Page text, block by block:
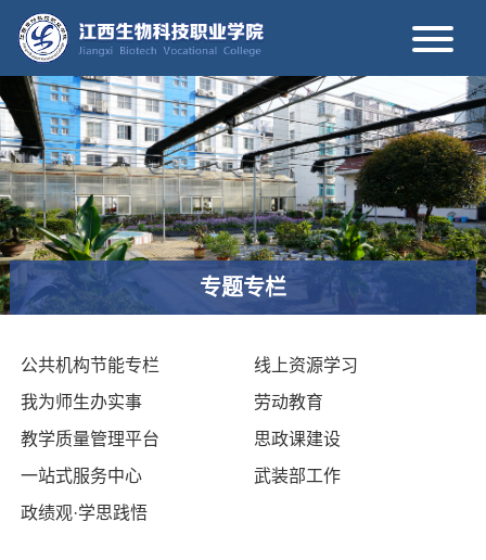
专题专栏
公共机构节能专栏
线上资源学习
我为师生办实事
劳动教育
教学质量管理平台
思政课建设
一站式服务中心
武装部工作
政绩观·学思践悟